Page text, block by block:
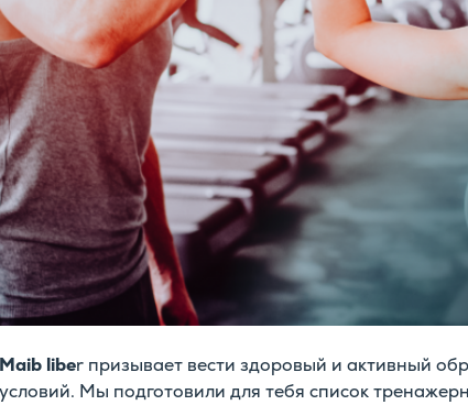
Maib liber призывает вести здоровый и активный
условий. Мы подготовили для тебя список